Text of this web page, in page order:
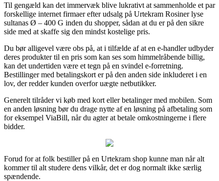
Til gengæld kan det immervæk blive lukrativt at sammenholde et par
forskellige internet firmaer efter udsalg på Urtekram Rosiner lyse
sultanas Ø – 400 G inden du shopper, sådan at du er på den sikre
side med at skaffe sig den mindst kostelige pris.
Du bør alligevel være obs på, at i tilfælde af at en e-handler udbyder
deres produkter til en pris som kan ses som himmelråbende billig,
kan det undertiden være et tegn på en svindel e-forretning.
Bestillinger med betalingskort er på den anden side inkluderet i en
lov, der redder kunden overfor uægte netbutikker.
Generelt tilråder vi køb med kort eller betalinger med mobilen. Som
en anden løsning bør du drage nytte af en løsning på afbetaling som
for eksempel ViaBill, når du agter at betale omkostningerne i flere
bidder.
Forud for at folk bestiller på en Urtekram shop kunne man når alt
kommer til alt studere dens vilkår, det er dog normalt ikke særlig
spændende.